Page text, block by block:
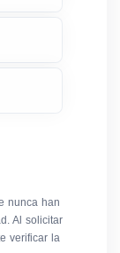
nunca han
Al solicitar
verificar la